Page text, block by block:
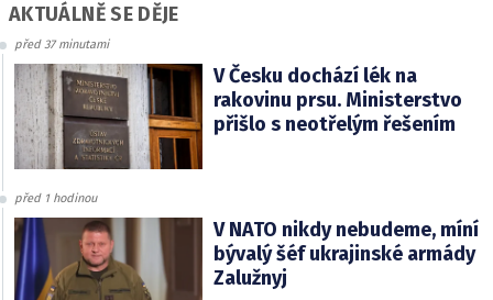
AKTUÁLNĚ SE DĚJE
před 37 minutami
V Česku dochází lék na
rakovinu prsu. Ministerstvo
přišlo s neotřelým řešením
před 1 hodinou
V NATO nikdy nebudeme, míní
bývalý šéf ukrajinské armády
Zalužnyj